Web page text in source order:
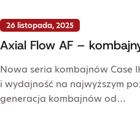
26 listopada, 2025
Axial Flow AF –
Nowa seria kombajnów Case
i wydajność na najwyższym
generacja kombajnów od…